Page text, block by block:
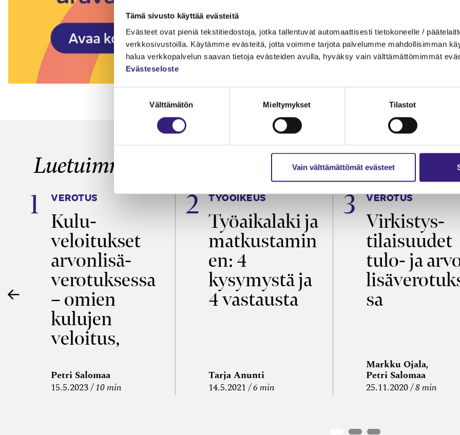
Tämä sivusto käyttää evästeitä
Evästeet ovat pieniä tekstitiedostoja, jotka tallentuvat automaattisesti tietokoneelle /
verkkosivustoilla. Käytämme evästeitä, jotta voimme tarjota palvelumme mahdollisimman
halua verkkopalvelun saavan tietoja evästeiden avulla, hyväksy vain välttämättömimmät
Evästeseloste
Välttämätön Mieltymykset Tilastot
Vain välttämättömät evästeet
Luetuimmat
VEROTUS
Kulu­
veloitukset
arvon­lisä­
verotuksessa
– omien
kulujen
veloitus,
edelleen­
veloitus ja
Petri Salomaa
15.5.2023 10 min
TYÖOIKEUS
Työaikalaki ja
matkustamin
en: 4
kysymystä ja
4 vastausta
Tarja Anunti
14.5.2021
6 min
VEROTUS
Virkistys­
tilaisuudet
tulo- ja
sa
Markku Ojala,
Petri Salomaa
25.11.2020 8 min